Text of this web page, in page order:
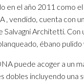
en el año 2011 como
, vendido, cuenta con
Salvagni Architetti.
ébano
puede acoger a un
dobles incluyendo una